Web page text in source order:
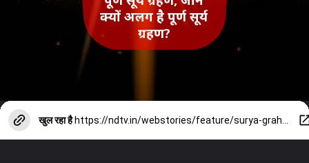
क्‍यों अलग है पूर्ण सूर्य
ग्रहण?
खुल रहा है